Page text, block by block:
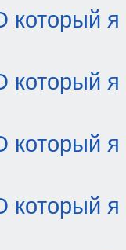
который я
который я
который я
который я